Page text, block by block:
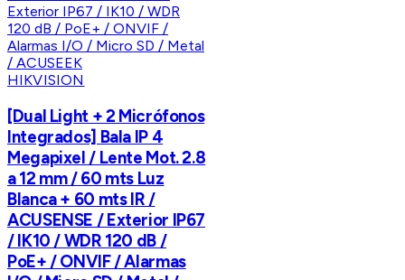
HIKVISION
[Dual Light + 2 Micrófonos
Integrados] Bala IP 4
Megapixel / Lente Mot. 2.8
a 12 mm / 60 mts Luz
Blanca + 60 mts IR /
ACUSENSE / Exterior IP67
/ IK10 / WDR 120 dB /
PoE+ / ONVIF / Alarmas